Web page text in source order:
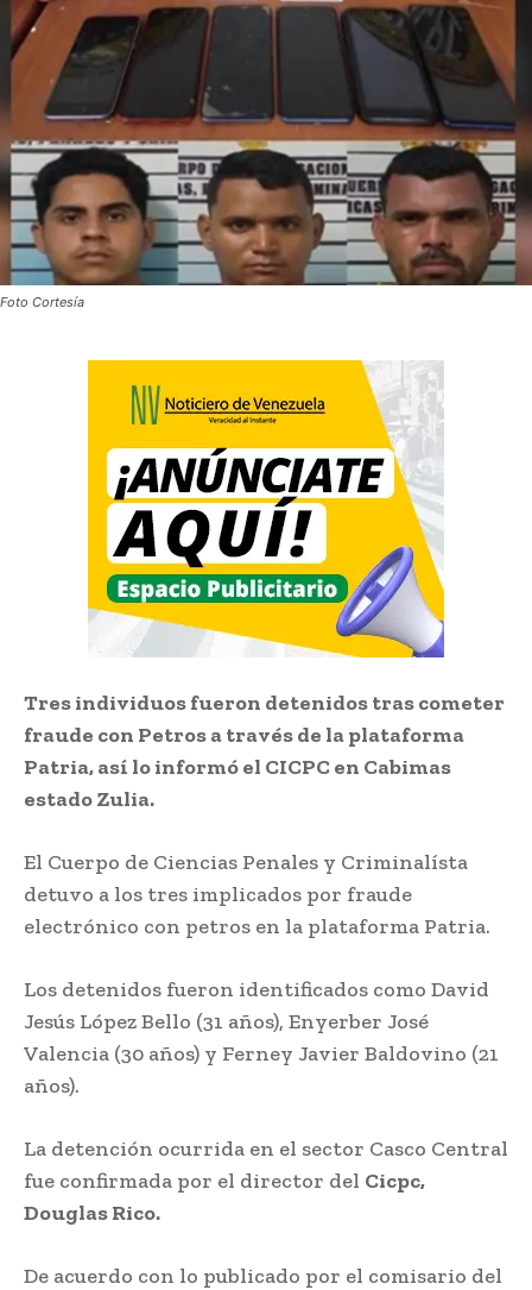
Foto Cortesía
Tres individuos fueron detenidos tras cometer
fraude con Petros a través de la plataforma
Patria, así lo informó el CICPC en Cabimas
estado Zulia.
El Cuerpo de Ciencias Penales y Criminalísta
detuvo a los tres implicados por fraude
electrónico con petros en la plataforma Patria.
Los detenidos fueron identificados como David
Jesús López Bello (31 años), Enyerber José
Valencia (30 años) y Ferney Javier Baldovino (21
años).
La detención ocurrida en el sector Casco Central
fue confirmada por el director del Cicpc,
Douglas Rico.
De acuerdo con lo publicado por el comisario del